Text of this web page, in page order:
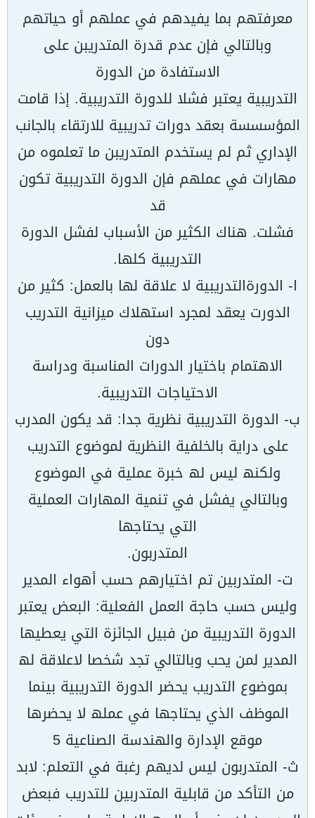
معرفتھم بما یفیدھم في عملھم أو حیاتھم
وبالتالي فإن عدم قدرة المتدریبن على
الاستفادة من الدورة
التدریبیة یعتبر فشلا للدورة التدریبیة. إذا قامت
المؤسسسة بعقد دورات تدریبیة للارتقاء بالجانب
الإداري ثم لم یستخدم المتدریبن ما تعلموه من
مھارات في عملھم فإن الدورة التدریبیة تكون
قد
فشلت. ھناك الكثیر من الأسباب لفشل الدورة
التدریبیة كلھا.
ا- الدورةالتدریبیة لا علاقة لھا بالعمل: كثیر من
الدورت یعقد لمجرد استھلاك میزانیة التدریب
دون
الاھتمام باختیار الدورات المناسبة ودراسة
الاحتیاجات التدریبیة.
ب- الدورة التدریبیة نظریة جدا: قد یكون المدرب
على درایة بالخلفیة النظریة لموضوع التدریب
ولكنھ لیس لھ خبرة عملیة في الموضوع
وبالتالي یفشل في تنمیة المھارات العملیة
التي یحتاجھا
المتدربون.
ت- المتدربین تم اختیارھم حسب أھواء المدیر
ولیس حسب حاجة العمل الفعلیة: البعض یعتبر
الدورة التدریبیة من فبیل الجائزة التي یعطیھا
المدیر لمن یحب وبالتالي تجد شخصا لاعلاقة لھ
بموضوع التدریب یحضر الدورة التدریبیة بینما
الموظف الذي یحتاجھا في عملھ لا یحضرھا
موقع الإدارة والھندسة الصناعیة 5
ث- المتدربون لیس لدیھم رغبة في التعلم: لابد
من التأكد من قابلیة المتدربین للتدریب فبعض